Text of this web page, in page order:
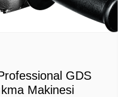
GDS
Makinesi